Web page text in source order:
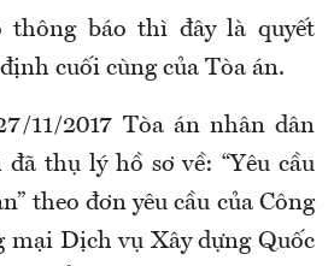
thông báo thì đây là quyết
cuối cùng của Tòa án.
11/2017 Tòa án nhân dân
thụ lý hồ sơ về: “Yêu cầu
theo đơn yêu cầu của Công
Dịch vụ Xây dựng Quốc